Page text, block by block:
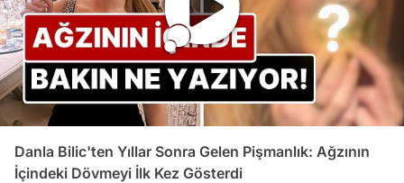
Danla Bilic'ten Yıllar Sonra Gelen Pişmanlık: Ağzının
İçindeki Dövmeyi İlk Kez Gösterdi